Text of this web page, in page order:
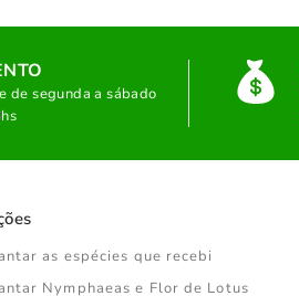
de segunda a sábado
as espécies que recebi
Nymphaeas e Flor de Lotus